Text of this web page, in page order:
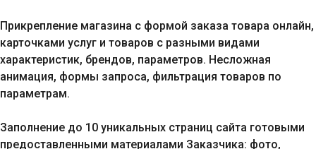
Прикрепление магазина с формой заказа товара онлайн,
карточками услуг и товаров с разными видами
характеристик, брендов, параметров. Несложная
анимация, формы запроса, фильтрация товаров по
параметрам.
Заполнение до 10 уникальных страниц сайта готовыми
предоставленными материалами Заказчика: фото,